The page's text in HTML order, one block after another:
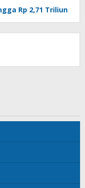
Rp 2,71 Triliun